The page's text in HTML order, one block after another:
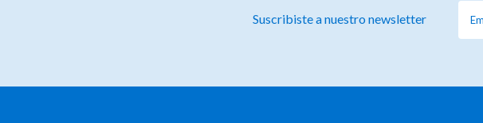
Suscribiste a nuestro newsletter